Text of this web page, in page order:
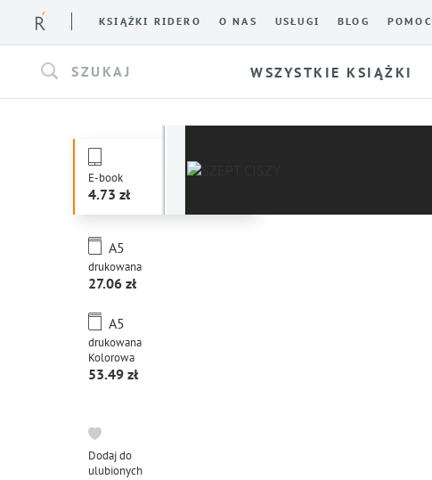
KSIĄŻKI RIDERO O NAS USŁUGI BLOG POMOC
SZUKAJ WSZYSTKIE KSIĄŻKI
E-book
4.73
drukowana
A5
27.06
drukowana
A5
Kolorowa
53.49
Dodaj do
ulubionych